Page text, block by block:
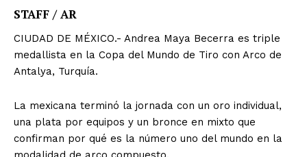
STAFF / AR
CIUDAD DE MÉXICO.- Andrea Maya Becerra es triple
medallista en la Copa del Mundo de Tiro con Arco de
Antalya, Turquía.
La mexicana terminó la jornada con un oro individual,
una plata por equipos y un bronce en mixto que
confirman por qué es la número uno del mundo en la